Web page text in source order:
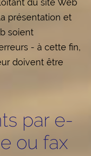
du site Web
présentation et
soient
- à cette fin,
doivent être
par e-
ou fax